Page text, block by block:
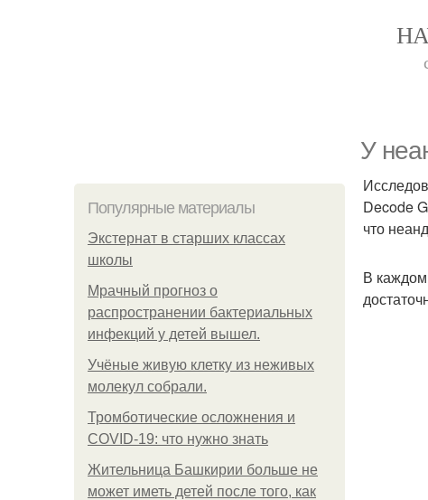
У
Популярные материалы
Экстернат в старших классах
школы
Мрачный прогноз о
распространении бактериальных
инфекций у детей вышел.
Учёные живую клетку из неживых
молекул собрали.
Тромботические осложнения и
COVID-19: что нужно знать
Жительница Башкирии больше не
может иметь детей после того, как
Decode
что
В каждом